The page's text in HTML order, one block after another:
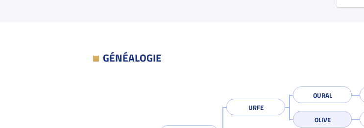
GÉNÉALOGIE
URFE
OURAL
OLIVE